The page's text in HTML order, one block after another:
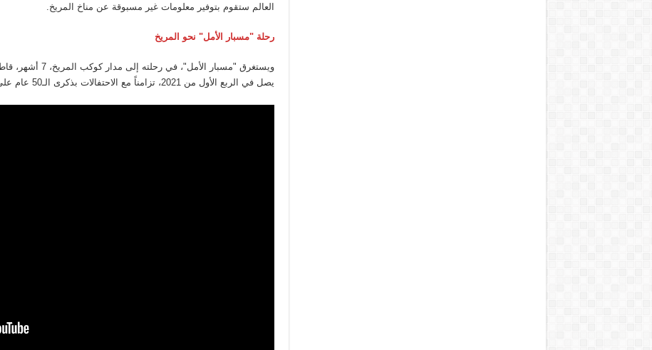
العالم ستقوم بتوفير معلومات غير مسبوقة عن مناخ المريخ.
رحلة "مسبار الأمل" نحو المريخ
يصل في الربع الأول من 2021، تزامناً مع الاحتفالات بذكرى الـ50 عام على تأسيس الإمارات.